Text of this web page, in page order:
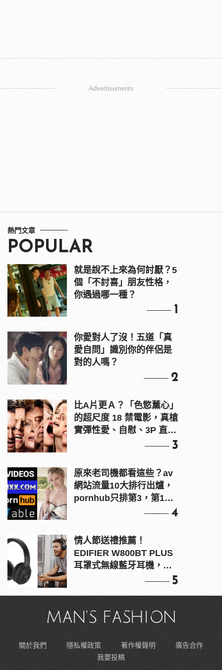
Advertisements
熱門文章
POPULAR
就是說不上來為何討厭？5
個「不討喜」朋友性格，
你遇過哪一種？
1
你愛對人了沒！五道「真
愛自問」識別你的伴侶是
對的人嗎？
2
比A片更Ａ？「色慾薰心」
的超尺度 18 禁電影，真槍
實彈性愛、自慰、3P 直接
3
原來老司機都看這些？av
網站流量10大排行出爐，
pornhub只排第3，第1名
4
情人節送禮推薦！
EDIFIER W800BT PLUS
耳罩式無線藍牙耳機，在
5
關於我們 隱私權政策 著作權聲明
廣告合作
我要投稿